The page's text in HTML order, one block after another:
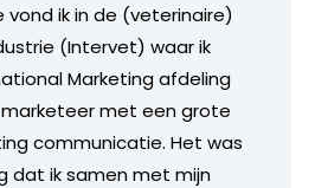
vond ik in de (veterinaire)
(Intervet) waar ik
Marketing afdeling
met een grote
communicatie. Het was
dat ik samen met mijn